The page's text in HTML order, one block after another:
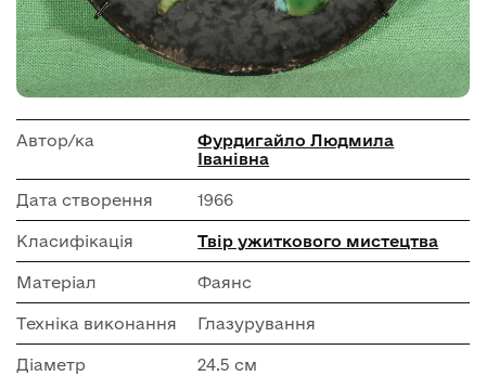
Автор/ка
Фурдигайло Людмила
Іванівна
Дата створення 1966
Класифікація Твір ужиткового мистецтва
Матеріал Фаянс
Техніка виконання Глазурування
Діаметр 24.5 см